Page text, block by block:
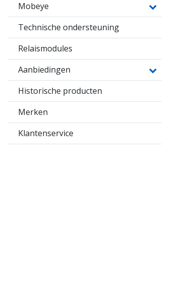
Mobeye
Technische ondersteuning
Relaismodules
Aanbiedingen
Historische producten
Merken
Klantenservice